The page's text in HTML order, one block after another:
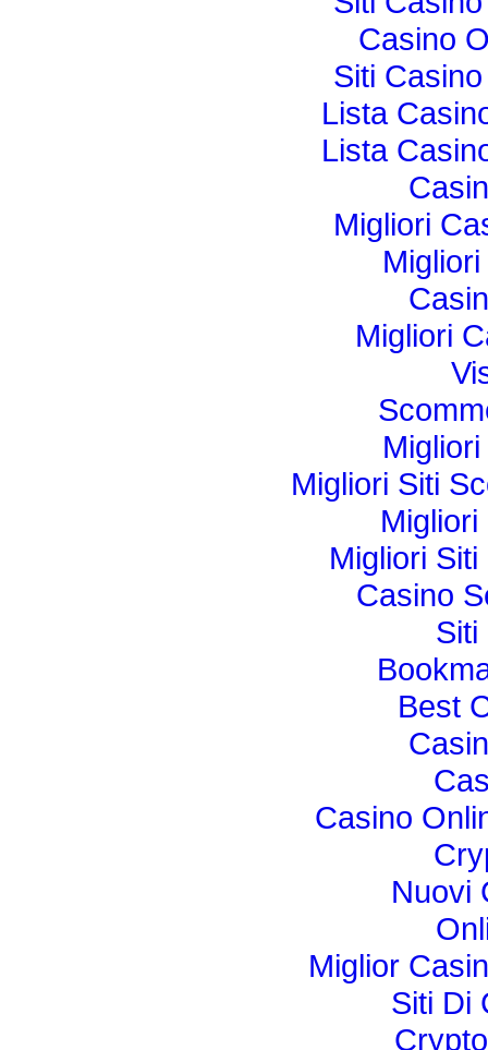
Casino
Siti
Lista
Lista
Migliori
Migliori
Migliori Siti
Migliori
Casino
Siti
Best
Casino
Nuovi
Miglior
Siti Di